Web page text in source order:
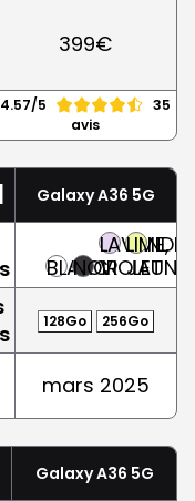
399€
4.57/5
35
avis
Galaxy A36 5G
BLANC
NOIR
LAVANDE,
VIOLET
LIME,
JAUNE
128Go 256Go
mars 2025
Galaxy A36 5G